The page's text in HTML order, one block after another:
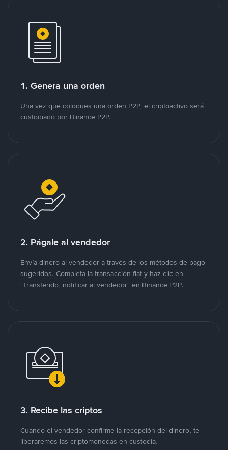
1. Genera una orden
Una vez que coloques una orden P2P, el criptoactivo será
custodiado por Binance P2P.
2. Págale al vendedor
Envía dinero al vendedor a través de los métodos de pago
sugeridos. Completa la transacción fiat y haz clic en
"Transferido, notificar al vendedor" en Binance P2P.
3. Recibe las criptos
Cuando el vendedor confirme la recepción del dinero, te
liberaremos las criptomonedas en custodia.